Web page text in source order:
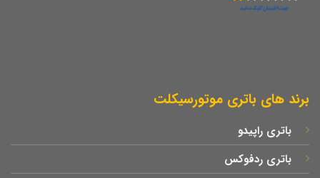
برند های باتری موتورسیکلت
باتری راپیدو
باتری ردفوکس